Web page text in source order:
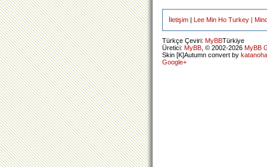
İletişim | Lee Min Ho Turkey |
Türkçe Çeviri: MyBBTürkiye
Üretici: MyBB , © 2002-2026 MyBB
Skin [K]Autumn convert by
Google+